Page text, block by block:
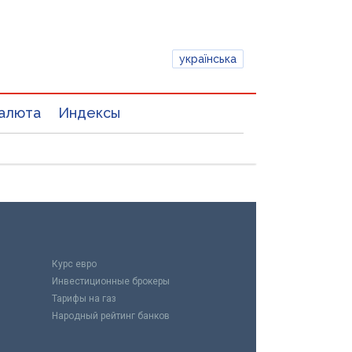
українська
Индексы
Курс евро
Инвестиционные брокеры
Тарифы на газ
Народный рейтинг банков